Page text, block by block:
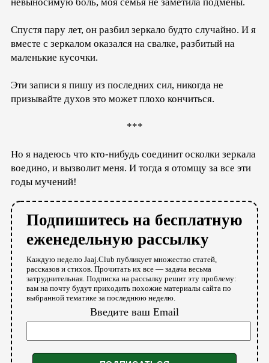
невыносимую боль, моя семья не заметила подмены.
Спустя пару лет, он разбил зеркало будто случайно. И я
вместе с зеркалом оказался на свалке, разбитый на
маленькие кусочки.
Эти записи я пишу из последних сил, никогда не
призывайте духов это может плохо кончиться.
***
Но я надеюсь что кто-нибудь соединит осколки зеркала
воедино, и вызволит меня. И тогда я отомщу за все эти
годы мучений!
Подпишитесь на бесплатную
еженедельную рассылку
Каждую неделю Jaaj.Club публикует множество статей,
рассказов и стихов. Прочитать их все — задача весьма
затруднительная. Подписка на рассылку решит эту проблему:
вам на почту будут приходить похожие материалы сайта по
выбранной тематике за последнюю неделю.
Введите ваш Email